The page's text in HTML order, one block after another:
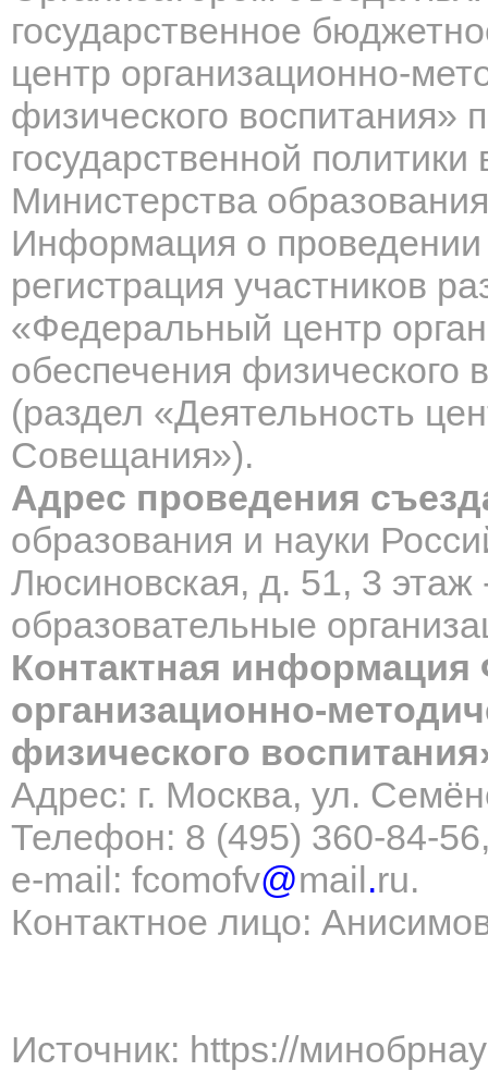
государственное
центр организационно-
физического воспитания»
государственной
Министерства
Информация о
регистрация участников
«Федеральный центр
обеспечения физического
(раздел «Деятельность
Совещания»).
Адрес проведения
образования и науки
Люсиновская, д. 51, 3 этаж
образовательные
Контактная информация
организационно-
физического
Адрес: г. Москва, ул.
Телефон: 8 (495) 360-84-
e-mail: fcomofv@mail.ru.
Контактное лицо:
Источник: https://